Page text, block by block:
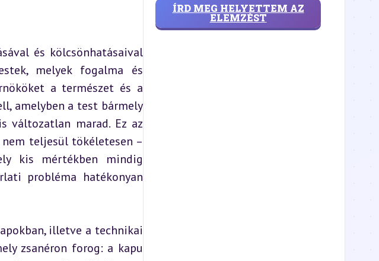
és kölcsönhatásaival
melyek fogalma és
a természet és a
amelyben a test bármely
marad. Ez az
teljesül tökéletesen –
kis mértékben mindig
probléma hatékonyan
illetve a technikai
zsanéron forog: a kapu
ÍRD MEG HELYETTEM AZ
ELEMZÉST